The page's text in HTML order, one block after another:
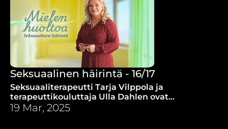
Seksuaalinen häirintä - 16/17
Seksuaaliterapeutti Tarja Vilppola ja
terapeuttikouluttaja Ulla Dahlen ovat
erikoistuneet auttamaan seksuaalisuuteen
19 Mar, 2025